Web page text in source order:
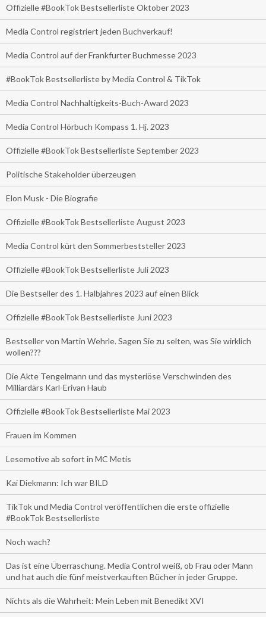
Offizielle #BookTok Bestsellerliste Oktober 2023
Media Control registriert jeden Buchverkauf!
Media Control auf der Frankfurter Buchmesse 2023
#BookTok Bestsellerliste by Media Control & TikTok
Media Control Nachhaltigkeits-Buch-Award 2023
Media Control Hörbuch Kompass 1. Hj. 2023
Offizielle #BookTok Bestsellerliste September 2023
Politische Stakeholder überzeugen
Elon Musk - Die Biografie
Offizielle #BookTok Bestsellerliste August 2023
Media Control kürt den Sommerbeststeller 2023
Offizielle #BookTok Bestsellerliste Juli 2023
Die Bestseller des 1. Halbjahres 2023 auf einen Blick
Offizielle #BookTok Bestsellerliste Juni 2023
Bestseller von Martin Wehrle. Sagen Sie zu selten, was Sie wirklich
wollen???
Die Akte Tengelmann und das mysteriöse Verschwinden des
Milliardärs Karl-Erivan Haub
Offizielle #BookTok Bestsellerliste Mai 2023
Frauen im Kommen
Lesemotive ab sofort in MC Metis
Kai Diekmann: Ich war BILD
TikTok und Media Control veröffentlichen die erste offizielle
#BookTok Bestsellerliste
Noch wach?
Das ist eine Überraschung. Media Control weiß, ob Frau oder Mann
und hat auch die fünf meistverkauften Bücher in jeder Gruppe.
Nichts als die Wahrheit: Mein Leben mit Benedikt XVI